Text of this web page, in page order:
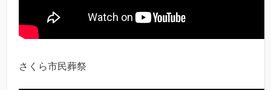
さくら市民葬祭